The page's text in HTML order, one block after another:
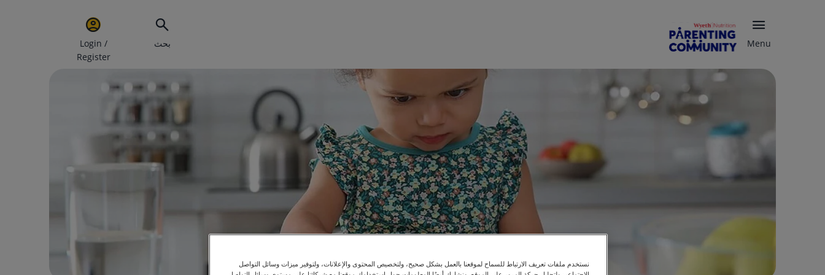
Menu بحث
Login /
Register
نستخدم ملفات تعريف الارتباط للسماح لموقعنا بالعمل بشكل صحيح، ولتخصيص المحتوى والإعلانات، ولتوفير ميزات وسائل التواصل